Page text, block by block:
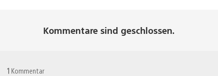
Kommentare sind geschlossen.
1 Kommentar